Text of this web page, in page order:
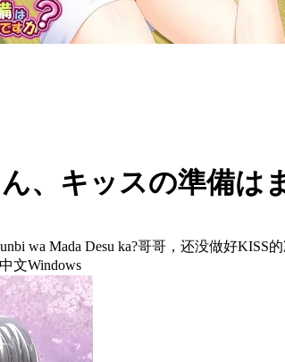
、キッスの準備は
wa Mada Desu ka?哥哥，还没做好KISS的
文Windows